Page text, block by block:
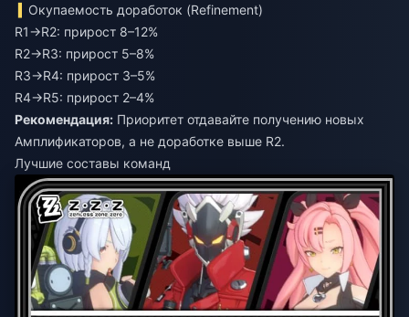
Окупаемость доработок (Refinement)
R1→R2: прирост 8–12%
R2→R3: прирост 5–8%
R3→R4: прирост 3–5%
R4→R5: прирост 2–4%
Рекомендация: Приоритет отдавайте получению новых
Амплификаторов, а не доработке выше R2.
Лучшие составы команд